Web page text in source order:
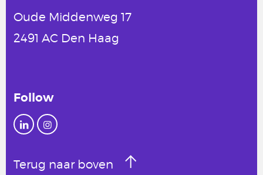
Oude Middenweg 17
2491 AC Den Haag
Follow
Terug naar boven